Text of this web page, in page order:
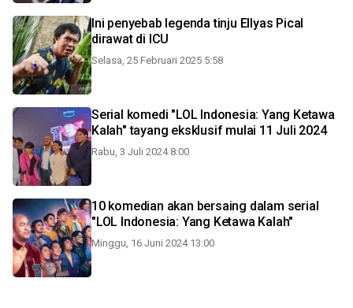
Ini penyebab legenda tinju Ellyas Pical
dirawat di ICU
Selasa, 25 Februari 2025 5:58
Serial komedi "LOL Indonesia: Yang Ketawa
Kalah" tayang eksklusif mulai 11 Juli 2024
Rabu, 3 Juli 2024 8:00
10 komedian akan bersaing dalam serial
"LOL Indonesia: Yang Ketawa Kalah"
Minggu, 16 Juni 2024 13:00